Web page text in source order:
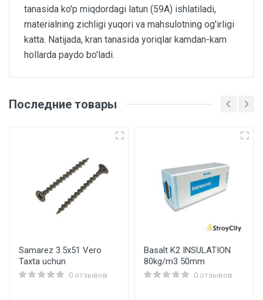
tanasida ko'p miqdordagi latun (59A) ishlatiladi,
materialning zichligi yuqori va mahsulotning og'irligi
katta. Natijada, kran tanasida yoriqlar kamdan-kam
hollarda paydo bo'ladi.
Основные
Страна производитель
Dush tizimlari
Последние товары
Samarez 3.5x51 Vero
Taxta uchun
0 отзывов
Basalt K2 INSULATION
80kg/m3 50mm
0 отзывов